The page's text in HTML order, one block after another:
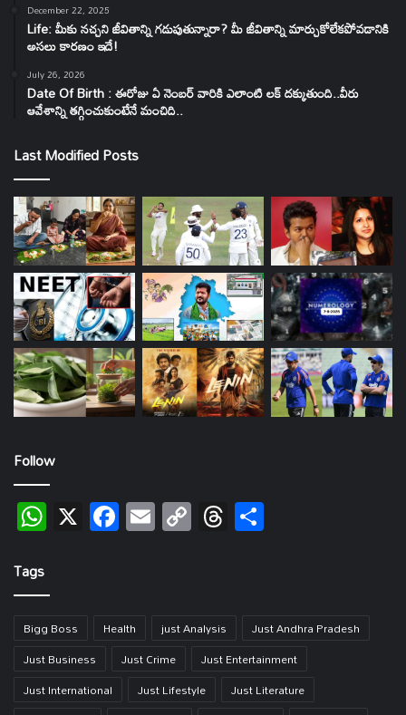
December 22, 2025
Life: మీకు నచ్చని జీవితాన్ని గడుపుతున్నారా? మీ జీవితాన్ని మార్చుకోలేకపోవడానికి
అసలు కారణం ఇదే!
July 26, 2026
Date Of Birth : ఈరోజు ఏ నెంబర్ వారికి ఎలాంటి లక్ దక్కుతుంది..వీరు
ఆవేశాన్ని తగ్గించుకుంటేనే మంచిది..
Last Modified Posts
Follow
WhatsApp
X Facebook
EmailCopy
Link
Threads
Tags
Bigg Boss Health just Analysis
Just Andhra Pradesh
Just Business
Just Crime
Just Entertainment
Just International
Just Lifestyle
Just Literature